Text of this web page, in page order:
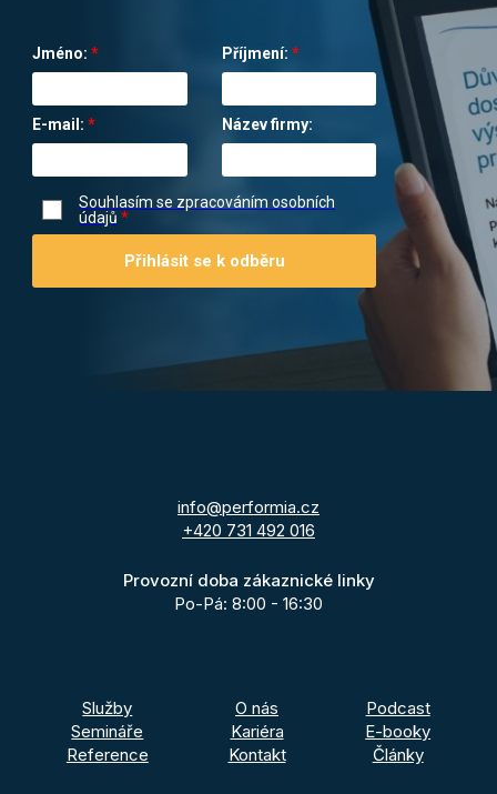
info@performia.cz
+420 731 492 016
Provozní doba zákaznické linky
Po-Pá: 8:00 - 16:30
Služby
Semináře
Reference
O nás
Kariéra
Kontakt
Podcast
E-booky
Články